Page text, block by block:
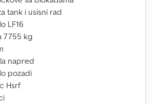
tank i usisni rad
LF16
7755 kg
napred
pozadi
Hsrf